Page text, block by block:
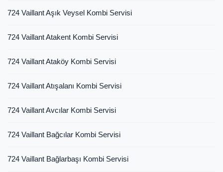
724 Vaillant Aşık Veysel Kombi Servisi
724 Vaillant Atakent Kombi Servisi
724 Vaillant Ataköy Kombi Servisi
724 Vaillant Atışalanı Kombi Servisi
724 Vaillant Avcılar Kombi Servisi
724 Vaillant Bağcılar Kombi Servisi
724 Vaillant Bağlarbaşı Kombi Servisi